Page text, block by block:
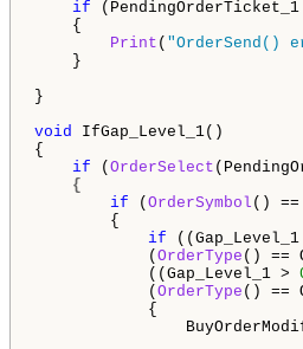
if
{
Print ( "OrderSend()
}
}
void IfGap_Level_1()
{
if ( OrderSelect
{
if ( OrderSymbol () ==
{
if
( OrderType () ==
((Gap_Level_1 >
( OrderType () ==
{